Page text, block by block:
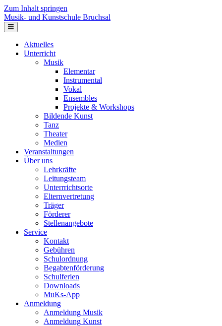
Zum Inhalt springen
Musik- und Kunstschule Bruchsal
Navigation
Aktuelles
Unterricht
Musik
Elementar
Instrumental
Vokal
Ensembles
Projekte & Workshops
Bildende Kunst
Tanz
Theater
Medien
Veranstaltungen
Über uns
Lehrkräfte
Leitungsteam
Unterrrichtsorte
Elternvertretung
Träger
Förderer
Stellenangebote
Service
Kontakt
Gebühren
Schulordnung
Begabtenförderung
Schulferien
Downloads
MuKs-App
Anmeldung
Anmeldung Musik
Anmeldung Kunst